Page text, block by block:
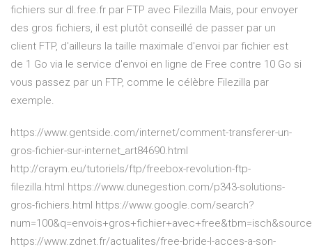
fichiers sur dl.free.fr par FTP avec Filezilla Mais, pour envoyer
des gros fichiers, il est plutôt conseillé de passer par un
client FTP, d'ailleurs la taille maximale d'envoi par fichier est
de 1 Go via le service d'envoi en ligne de Free contre 10 Go si
vous passez par un FTP, comme le célèbre Filezilla par
exemple.
https://www.gentside.com/internet/comment-transferer-un-
gros-fichier-sur-internet_art84690.html
http://craym.eu/tutoriels/ftp/freebox-revolution-ftp-
filezilla.html https://www.dunegestion.com/p343-solutions-
gros-fichiers.html https://www.google.com/search?
https://www.zdnet.fr/actualites/free-bride-l-acces-a-son-